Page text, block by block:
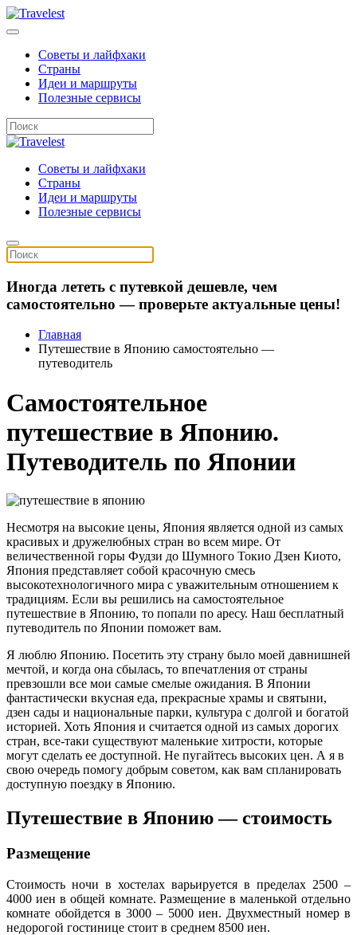
Советы и лайфхаки
Страны
Идеи и маршруты
Полезные сервисы
Советы и лайфхаки
Страны
Идеи и маршруты
Полезные сервисы
Иногда лететь с путевкой дешевле, чем
самостоятельно — проверьте актуальные цены!
Главная
Путешествие в Японию самостоятельно —
путеводитель
Самостоятельное
путешествие в Японию.
Путеводитель по Японии
Несмотря на высокие цены, Япония является одной из самых
красивых и дружелюбных стран во всем мире. От
величественной горы Фудзи до Шумного Токио Дзен Киото,
Япония представляет собой красочную смесь
высокотехнологичного мира с уважительным отношением к
традициям. Если вы решились на самостоятельное
путешествие в Японию, то попали по аресу. Наш бесплатный
путеводитель по Японии поможет вам.
Я люблю Японию. Посетить эту страну было моей давнишней
мечтой, и когда она сбылась, то впечатления от страны
превзошли все мои самые смелые ожидания. В Японии
фантастически вкусная еда, прекрасные храмы и святыни,
дзен сады и национальные парки, культура с долгой и богатой
историей. Хоть Япония и считается одной из самых дорогих
стран, все-таки существуют маленькие хитрости, которые
могут сделать ее доступной. Не пугайтесь высоких цен. А я в
свою очередь помогу добрым советом, как вам спланировать
доступную поездку в Японию.
Путешествие в Японию — стоимость
Размещение
Стоимость ночи в хостелах варьируется в пределах 2500 –
4000 иен в общей комнате. Размещение в маленькой отдельно
комнате обойдется в 3000 – 5000 иен. Двухместный номер в
недорогой гостинице стоит в среднем 8500 иен.